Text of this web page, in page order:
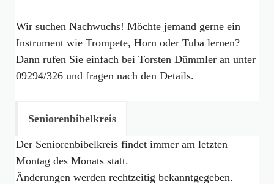
Wir suchen Nachwuchs! Möchte jemand gerne ein
Instrument wie Trompete, Horn oder Tuba lernen?
Dann rufen Sie einfach bei Torsten Dümmler an unter
09294/326 und fragen nach den Details.
Seniorenbibelkreis
Der Seniorenbibelkreis findet immer am letzten
Montag des Monats statt.
Änderungen werden rechtzeitig bekanntgegeben.